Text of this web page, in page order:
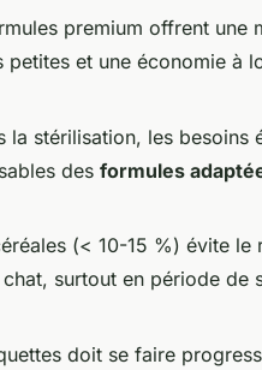
premium offrent une
et une économie à
la stérilisation, les besoins
des formules
(< 10-15 %) évite le
surtout en période de
doit se faire